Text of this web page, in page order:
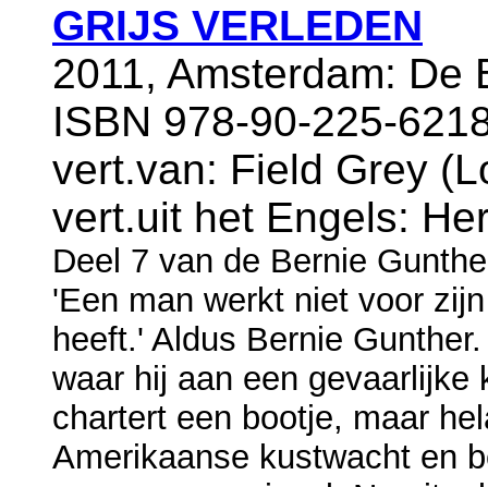
GRIJS VERLEDEN
2011, Amsterdam: De
ISBN 978-90-225-
vert.van: Field Grey
vert.uit het Engels:
Deel 7 van de Bernie
'Een man werkt niet voor
heeft.' Aldus Bernie
waar hij aan een
chartert een bootje, maar
Amerikaanse kustwacht en